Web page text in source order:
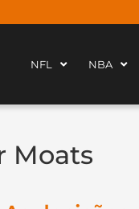
NFL NBA
Moats